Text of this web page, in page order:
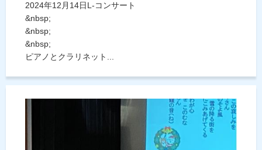
2024年12月14日L-コンサート
&nbsp;
&nbsp;
&nbsp;
ピアノとクラリネット...